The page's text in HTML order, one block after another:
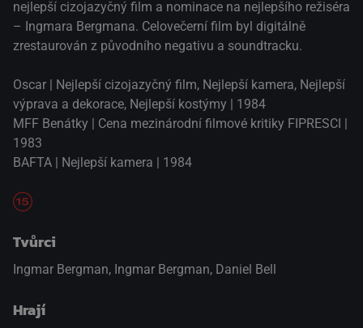
nejlepší cizojazyčný film a nominace na nejlepšího režiséra
– Ingmara Bergmana. Celovečerní film byl digitálně
zrestaurován z původního negativu a soundtracku.
Oscar | Nejlepší cizojazyčný film, Nejlepší kamera, Nejlepší
výprava a dekorace, Nejlepší kostýmy | 1984
MFF Benátky | Cena mezinárodní filmové kritiky FIPRESCI |
1983
BAFTA | Nejlepší kamera | 1984
Tvůrci
Ingmar Bergman, Ingmar Bergman, Daniel Bell
Hrají